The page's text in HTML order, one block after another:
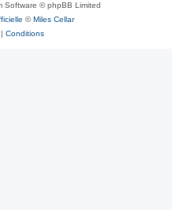
Software © phpBB Limited
©Miles Cellar
| Conditions